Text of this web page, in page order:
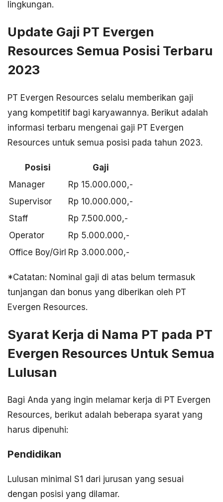
lingkungan.
Update Gaji PT Evergen
Resources Semua Posisi Terbaru
2023
PT Evergen Resources selalu memberikan gaji
yang kompetitif bagi karyawannya. Berikut adalah
informasi terbaru mengenai gaji PT Evergen
Resources untuk semua posisi pada tahun 2023.
Posisi
Gaji
Manager
Rp 15.000.000,-
Supervisor
Rp 10.000.000,-
Staff
Rp 7.500.000,-
Operator
Rp 5.000.000,-
Office Boy/Girl Rp 3.000.000,-
*Catatan: Nominal gaji di atas belum termasuk
tunjangan dan bonus yang diberikan oleh PT
Evergen Resources.
Syarat Kerja di Nama PT pada PT
Evergen Resources Untuk Semua
Lulusan
Bagi Anda yang ingin melamar kerja di PT Evergen
Resources, berikut adalah beberapa syarat yang
harus dipenuhi:
Pendidikan
Lulusan minimal S1 dari jurusan yang sesuai
dengan posisi yang dilamar.